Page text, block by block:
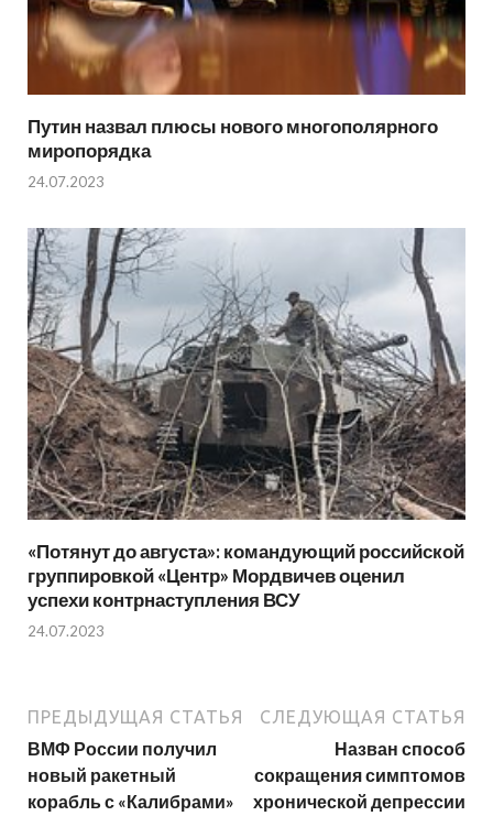
Путин назвал плюсы нового многополярного
миропорядка
24.07.2023
«Потянут до августа»: командующий российской
группировкой «Центр» Мордвичев оценил
успехи контрнаступления ВСУ
24.07.2023
ПРЕДЫДУЩАЯ СТАТЬЯ
ВМФ России получил
новый ракетный
корабль с «Калибрами»
СЛЕДУЮЩАЯ СТАТЬЯ
Назван способ
сокращения симптомов
хронической депрессии